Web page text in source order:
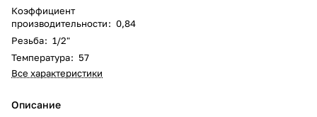
Коэффициент
производительности: 0,84
Резьба: 1/2"
Температура: 57
Все характеристики
Описание